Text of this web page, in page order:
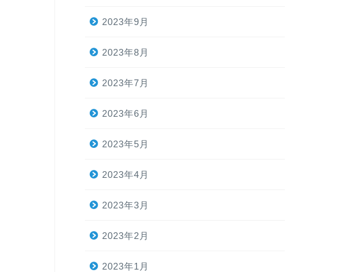
2023年9月
2023年8月
2023年7月
2023年6月
2023年5月
2023年4月
2023年3月
2023年2月
2023年1月